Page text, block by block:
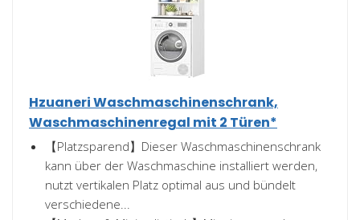
Hzuaneri Waschmaschinenschrank,
Waschmaschinenregal mit 2 Türen*
【Platzsparend】Dieser Waschmaschinenschrank
kann über der Waschmaschine installiert werden,
nutzt vertikalen Platz optimal aus und bündelt
verschiedene...